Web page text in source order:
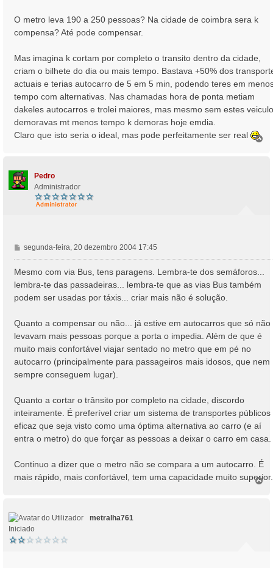
O metro leva 190 a 250 pessoas? Na cidade de coimbra sera k
compensa? Até pode compensar.
Mas imagina k cortam por completo o transito dentro da cidade,
criam o bilhete do dia ou mais tempo. Bastava +50% dos
actuais e terias autocarro de 5 em 5 min, podendo teres em
tempo com alternativas. Nas chamadas hora de ponta metiam
dakeles autocarros e trolei maiores, mas mesmo sem estes
demoravas mt menos tempo k demoras hoje emdia.
Claro que isto seria o ideal, mas pode perfeitamente ser real
Pedro
Administrador
M
e
n
g
m
segunda-feira, 20 dezembro 2004 17:45
Mesmo com via Bus, tens paragens. Lembra-te dos semáforos...
lembra-te das passadeiras... lembra-te que as vias Bus também
podem ser usadas por táxis... criar mais não é solução.
Quanto a compensar ou não... já estive em autocarros que só não
levavam mais pessoas porque a porta o impedia. Além de que é
muito mais confortável viajar sentado no metro que em pé no
autocarro (principalmente para passageiros mais idosos, que nem
sempre conseguem lugar).
Quanto a cortar o trânsito por completo na cidade, discordo
inteiramente. É preferível criar um sistema de transportes públicos
eficaz que seja visto como uma óptima alternativa ao carro (e aí
entra o metro) do que forçar as pessoas a deixar o carro em casa.
Continuo a dizer que o metro não se compara a um autocarro. É
mais rápido, mais confortável, tem uma capacidade muito
T
metralha761
Iniciado